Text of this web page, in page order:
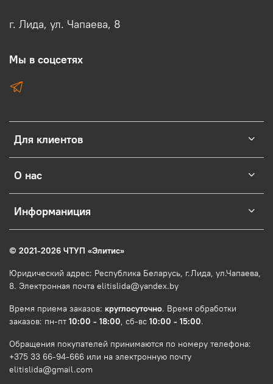
Для клиентов
О нас
Информаниция
г. Лида, ул. Чапаева, 8
Мы в соцсетях
© 2021-2026 ЧТУП «Элитис»
Юридический адрес: Республика Беларусь, г.Лида, ул.Чапаева,
8. Электронная почта elitislida@yandex.by
Время приема заказов: круглосуточно. Время обработки
заказов: пн-пт 10:00 - 18:00, сб-вс 10:00 - 15:00.
Обращения покупателей принимаются по номеру телефона:
+375 33 66-94-666 или на электронную почту
elitislida@gmail.com